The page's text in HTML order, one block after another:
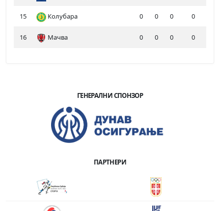
15 Колубара 0 0 0 0
16 Мачва 0 0 0 0
ГЕНЕРАЛНИ СПОНЗОР
ПАРТНЕРИ